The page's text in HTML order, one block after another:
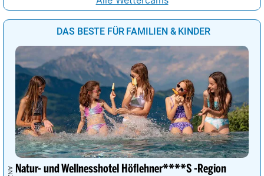
DAS BESTE FÜR FAMILIEN & KINDER
Natur- und Wellnesshotel Höflehner****S -Region